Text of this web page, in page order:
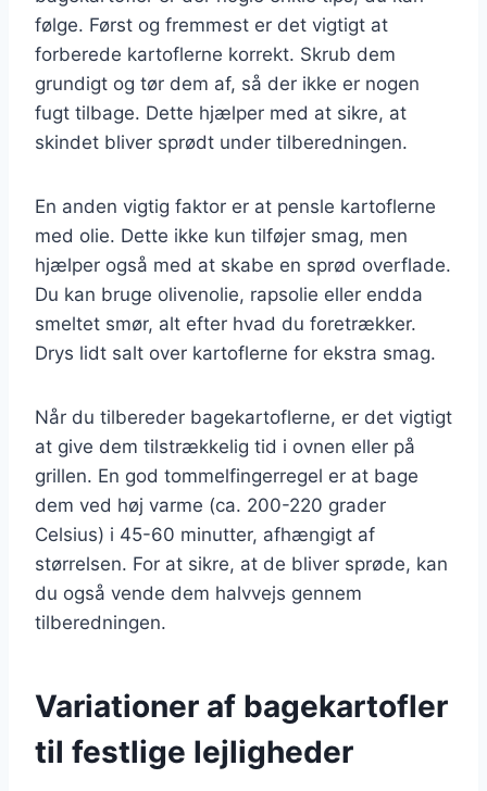
følge. Først og fremmest er det vigtigt at
forberede kartoflerne korrekt. Skrub dem
grundigt og tør dem af, så der ikke er nogen
fugt tilbage. Dette hjælper med at sikre, at
skindet bliver sprødt under tilberedningen.
En anden vigtig faktor er at pensle kartoflerne
med olie. Dette ikke kun tilføjer smag, men
hjælper også med at skabe en sprød overflade.
Du kan bruge olivenolie, rapsolie eller endda
smeltet smør, alt efter hvad du foretrækker.
Drys lidt salt over kartoflerne for ekstra smag.
Når du tilbereder bagekartoflerne, er det vigtigt
at give dem tilstrækkelig tid i ovnen eller på
grillen. En god tommelfingerregel er at bage
dem ved høj varme (ca. 200-220 grader
Celsius) i 45-60 minutter, afhængigt af
størrelsen. For at sikre, at de bliver sprøde, kan
du også vende dem halvvejs gennem
tilberedningen.
Variationer af bagekartofler
til festlige lejligheder